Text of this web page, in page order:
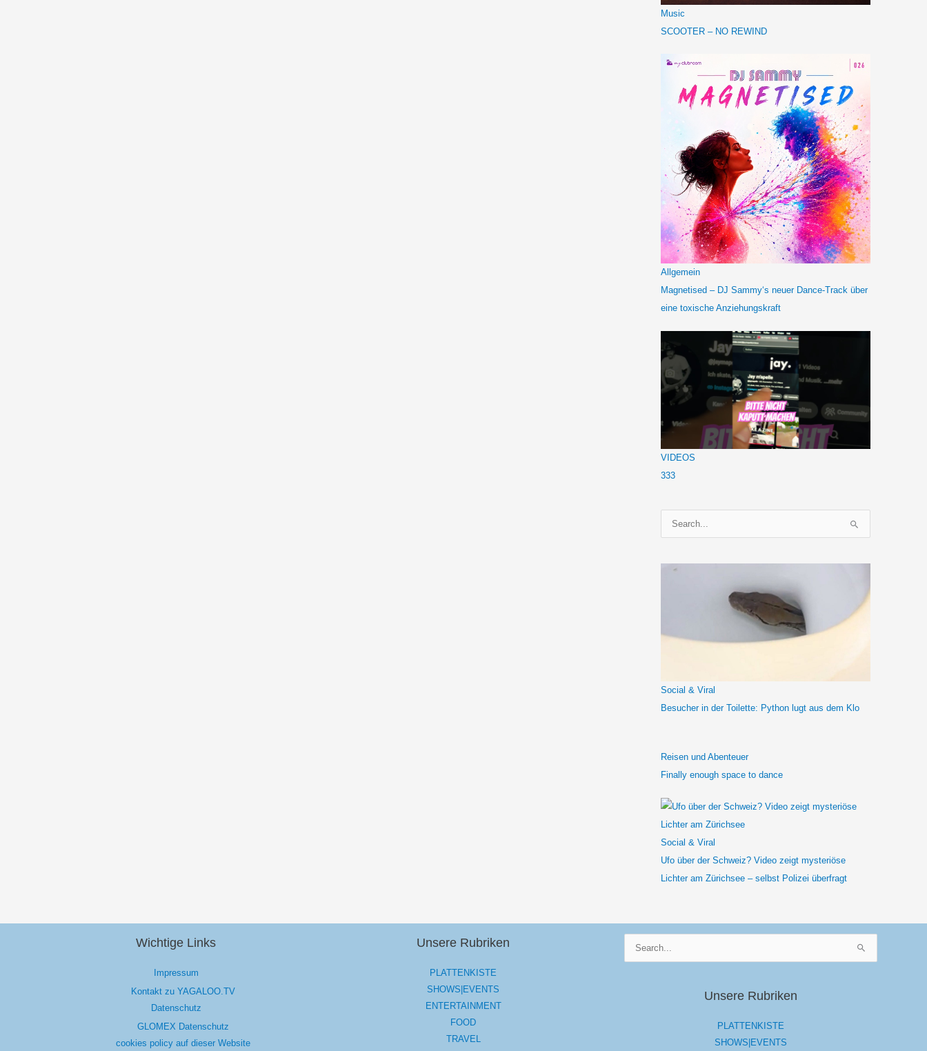
Music
SCOOTER – NO REWIND
Allgemein
Magnetised – DJ Sammy‘s neuer Dance-Track über
eine toxische Anziehungskraft
VIDEOS
333
u
h
Social & Viral
Besucher in der Toilette: Python lugt aus dem Klo
Reisen und Abenteuer
Finally enough space to dance
Social & Viral
Ufo über der Schweiz? Video zeigt mysteriöse
Lichter am Zürichsee – selbst Polizei überfragt
Wichtige Links
Impressum
Kontakt zu YAGALOO.TV
Datenschutz
GLOMEX Datenschutz
cookies policy auf dieser Website
Unsere Rubriken
PLATTENKISTE
SHOWS|EVENTS
ENTERTAINMENT
FOOD
TRAVEL
Unsere Rubriken
PLATTENKISTE
SHOWS|EVENTS